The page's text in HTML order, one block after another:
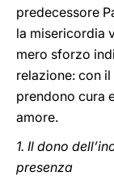
predecessore
la misericordia
mero sforzo
relazione: con
prendono cura
amore.
1. Il dono
presenza